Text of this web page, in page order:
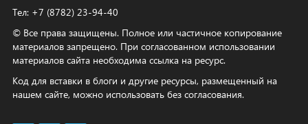
Тел: +7 (8782) 23‑94‑40
© Все права защищены. Полное или частичное копирование
материалов запрещено. При согласованном использовании
материалов сайта необходима ссылка на ресурс.
Код для вставки в блоги и другие ресурсы, размещенный на
нашем сайте, можно использовать без согласования.